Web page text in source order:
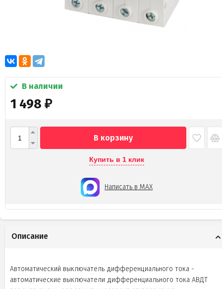
В наличии
1 498 ₽
В корзину
Купить в 1 клик
Написать в MAX
Описание
Автоматический выключатель дифференциального тока -
автоматические выключатели дифференциального тока АВДТ